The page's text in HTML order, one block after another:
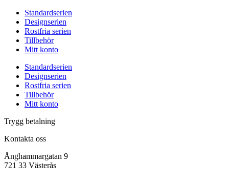
Standardserien
Designserien
Rostfria serien
Tillbehör
Mitt konto
Standardserien
Designserien
Rostfria serien
Tillbehör
Mitt konto
Trygg betalning
Kontakta oss
Ånghammargatan 9
721 33 Västerås